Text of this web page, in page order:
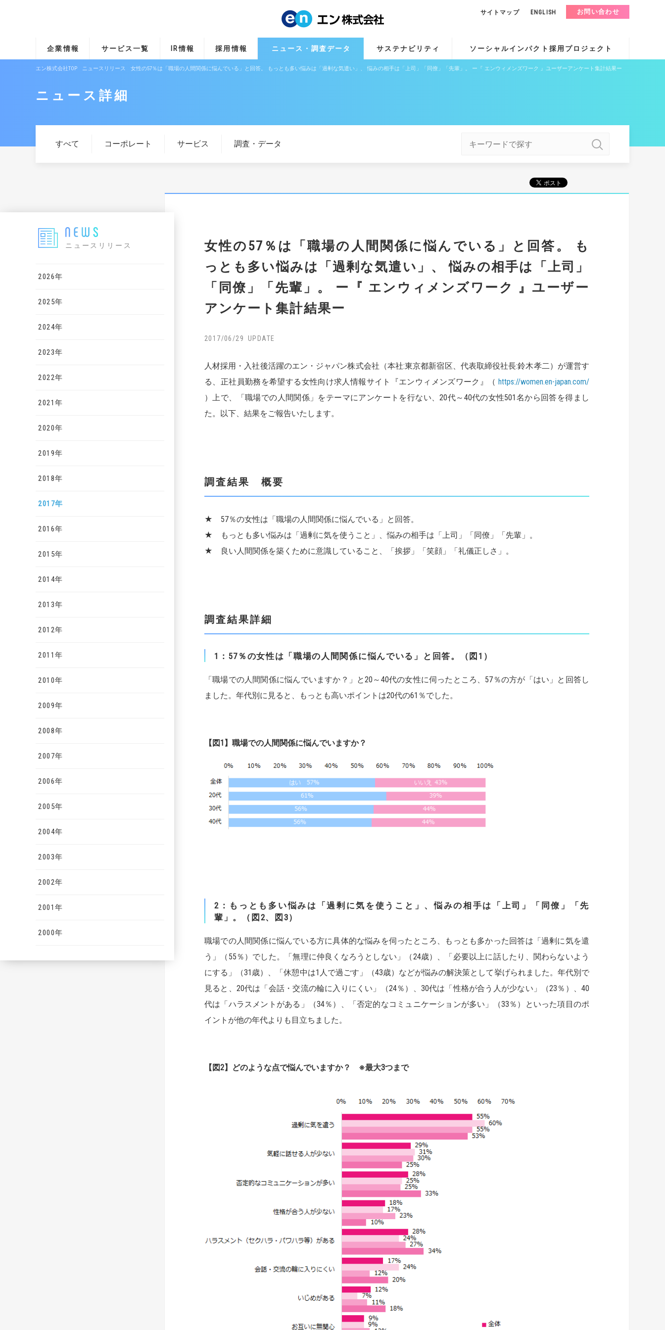
企業情報 サービス一覧 IR情報 採用情報 ニュース・調査データ サステナビリティ ソーシャルインパクト採用プロジェクト
サイトマップ ENGLISH お問い合わせ
エン株式会社TOP ニュースリリース 女性の57％は「職場の人間関係に悩んでいる」と回答。 もっとも多い悩みは「過剰な気遣い」、 悩みの相手は「上司」「同僚」「先輩」。 ー『 エンウィメンズワーク 』ユーザーアンケート集計結果ー
ニュース詳細
すべて コーポレート サービス 調査・データ
ニュースリリース
2026年
2025年
2024年
2023年
2022年
2021年
2020年
2019年
2018年
2017年
2016年
2015年
2014年
2013年
2012年
2011年
2010年
2009年
2008年
2007年
2006年
2005年
2004年
2003年
2002年
2001年
2000年
女性の57％は「職場の人間関係に悩んでいる」と回答。 も
っとも多い悩みは「過剰な気遣い」、 悩みの相手は「上司」
「同僚」「先輩」。 ー『 エンウィメンズワーク 』ユーザー
アンケート集計結果ー
2017/06/29
人材採用・入社後活躍のエン・ジャパン株式会社（本社:東京都新宿区、代表取締役社長:鈴木孝二）が運営す
る、正社員勤務を希望する女性向け求人情報サイト『エンウィメンズワーク』（ https://women.en-japan.com/
）上で、「職場での人間関係」をテーマにアンケートを行ない、20代～40代の女性501名から回答を得まし
た。以下、結果をご報告いたします。
調査結果 概要
★ 57％の女性は「職場の人間関係に悩んでいる」と回答。
★ もっとも多い悩みは「過剰に気を使うこと」、悩みの相手は「上司」「同僚」「先輩」。
★ 良い人間関係を築くために意識していること、「挨拶」「笑顔」「礼儀正しさ」。
調査結果詳細
1：57％の女性は「職場の人間関係に悩んでいる」と回答。（図1）
「職場での人間関係に悩んでいますか？」と20～40代の女性に伺ったところ、57％の方が「はい」と回答し
ました。年代別に見ると、もっとも高いポイントは20代の61％でした。
【図1】職場での人間関係に悩んでいますか？
2：もっとも多い悩みは「過剰に気を使うこと」、悩みの相手は「上司」「同僚」「先
輩」。（図2、図3）
職場での人間関係に悩んでいる方に具体的な悩みを伺ったところ、もっとも多かった回答は「過剰に気を遣
う」（55％）でした。「無理に仲良くなろうとしない」（24歳）、「必要以上に話したり、関わらないよう
にする」（31歳）、「休憩中は1人で過ごす」（43歳）などが悩みの解決策として挙げられました。年代別で
見ると、20代は「会話・交流の輪に入りにくい」（24％）、30代は「性格が合う人が少ない」（23％）、40
代は「ハラスメントがある」（34％）、「否定的なコミュニケーションが多い」（33％）といった項目のポ
イントが他の年代よりも目立ちました。
【図2】どのような点で悩んでいますか？ ※最大3つまで